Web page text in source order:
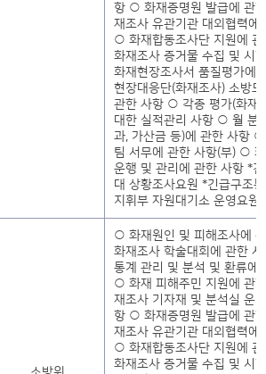
항 ○ 화재증명원 발급에 관
재조사 유관기관 대외협력에
○ 화재합동조사단 지원에
화재조사 증거물 수집 및
화재현장조사서 품질평가에
현장대응단(화재조사) 소방
관한 사항 ○ 각종 평가(화재
대한 실적관리 사항 ○ 월 분
과, 가산금 등)에 관한 사항
팀 서무에 관한 사항(부) ○
운행 및 관리에 관한 사항 *
대 상황조사요원 *긴급구조
지휘부 자원대기소 운영요원
○ 화재원인 및 피해조사에
화재조사 학술대회에 관한
통계 관리 및 분석 및 환류에
○ 화재 피해주민 지원에 관
재조사 기자재 및 분석실 운
항 ○ 화재증명원 발급에 관
재조사 유관기관 대외협력에
○ 화재합동조사단 지원에
화재조사 증거물 수집 및